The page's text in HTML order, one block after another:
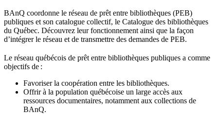
BAnQ coordonne le réseau de prêt entre bibliothèques (PEB)
publiques et son catalogue collectif, le Catalogue des bibliothèques
du Québec. Découvrez leur fonctionnement ainsi que la façon
d’intégrer le réseau et de transmettre des demandes de PEB.
Le réseau québécois de prêt entre bibliothèques publiques a comme
objectifs de :
Favoriser la coopération entre les bibliothèques.
Offrir à la population québécoise un large accès aux
ressources documentaires, notamment aux collections de
BAnQ.